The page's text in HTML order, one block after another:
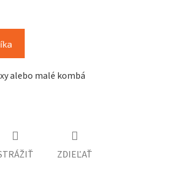
alebo malé kombá
ZDIEĽAŤ